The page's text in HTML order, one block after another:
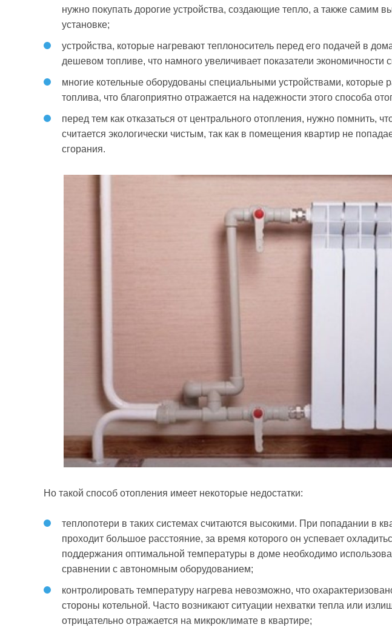
нужно покупать дорогие устройства, создающие тепло, а также самим
установке;
устройства, которые нагревают теплоноситель перед его подачей в
дешевом топливе, что намного увеличивает показатели экономичности
многие котельные оборудованы специальными устройствами, которые
топлива, что благоприятно отражается на надежности этого способа
перед тем как отказаться от центрального отопления, нужно помнить,
считается экологически чистым, так как в помещения квартир не
сгорания.
Но такой способ отопления имеет некоторые недостатки:
теплопотери в таких системах считаются высокими. При попадании в
проходит большое расстояние, за время которого он успевает
поддержания оптимальной температуры в доме необходимо
сравнении с автономным оборудованием;
контролировать температуру нагрева невозможно, что
стороны котельной. Часто возникают ситуации нехватки тепла или
отрицательно отражается на микроклимате в квартире;